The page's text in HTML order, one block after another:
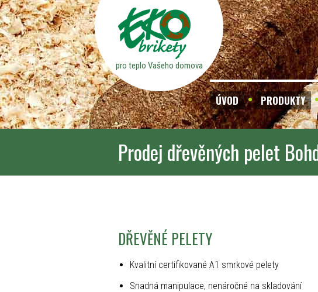
pro teplo Vašeho domova
ÚVOD PRODUKTY
Prodej dřevěných pelet
DŘEVĚNÉ PELETY
Kvalitní certifikované A1 smrkové pelety
Snadná manipulace, nenáročné na skladování